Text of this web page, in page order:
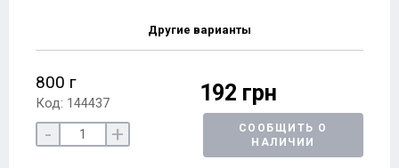
Другие варианты
800 г
Код: 144437 192 грн
- +
СООБЩИТЬ О
НАЛИЧИИ